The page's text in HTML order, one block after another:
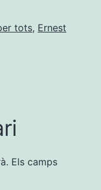
tots, Ernest
Els camps